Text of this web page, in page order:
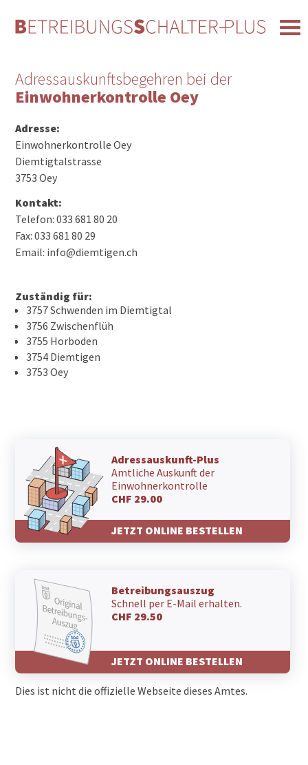
Adressauskunftsbegehren bei der
Einwohnerkontrolle Oey
Adresse:
Einwohnerkontrolle Oey
Diemtigtalstrasse
3753 Oey
Kontakt:
Telefon: 033 681 80 20
Fax: 033 681 80 29
Email: info@diemtigen.ch
Zuständig für:
3757 Schwenden im Diemtigtal
3756 Zwischenflüh
3755 Horboden
3754 Diemtigen
3753 Oey
Adressauskunft-Plus
Amtliche Auskunft der
Einwohnerkontrolle
CHF 29.00
JETZT ONLINE BESTELLEN
Betreibungsauszug
Schnell per E-Mail erhalten.
CHF 29.50
JETZT ONLINE BESTELLEN
Dies ist nicht die offizielle Webseite dieses Amtes.